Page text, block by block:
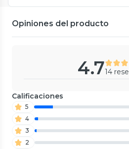
Opiniones del producto
4.714
Calificaciones
5
4
3
2